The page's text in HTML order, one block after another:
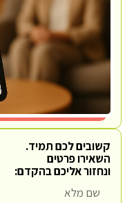
קשובים לכם תמיד.
השאירו פרטים
ונחזור אליכם בהקדם: